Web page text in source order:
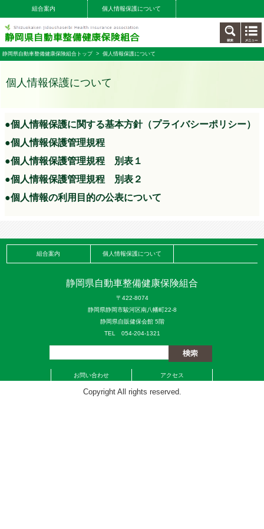
組合案内 個人情報保護について
静岡県自動車整備健康保険組合トップ> 個人情報保護について
個人情報保護について
●個人情報保護に関する基本方針（プライバシーポリシー）
●個人情報保護管理規程
●個人情報保護管理規程 別表１
●個人情報保護管理規程 別表２
●個人情報の利用目的の公表について
組合案内 個人情報保護について
静岡県自動車整備健康保険組合
〒422-8074
静岡県静岡市駿河区南八幡町22-8
静岡県自販健保会館 5階
TEL 054-204-1321
お問い合わせ アクセス
Copyright All rights reserved.